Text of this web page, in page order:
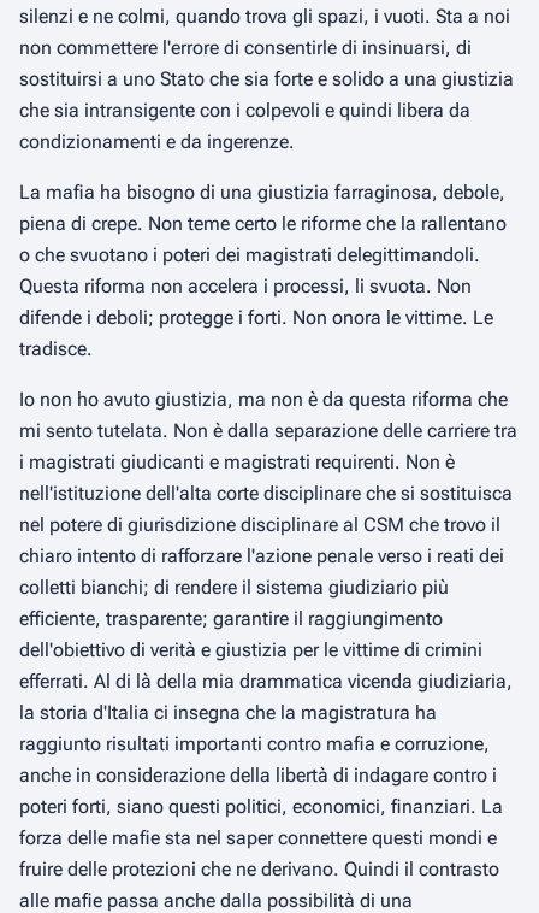
silenzi e ne colmi, quando trova gli spazi, i vuoti. Sta a noi
non commettere l'errore di consentirle di insinuarsi, di
sostituirsi a uno Stato che sia forte e solido a una giustizia
che sia intransigente con i colpevoli e quindi libera da
condizionamenti e da ingerenze.
La mafia ha bisogno di una giustizia farraginosa, debole,
piena di crepe. Non teme certo le riforme che la rallentano
o che svuotano i poteri dei magistrati delegittimandoli.
Questa riforma non accelera i processi, li svuota. Non
difende i deboli; protegge i forti. Non onora le vittime. Le
tradisce.
Io non ho avuto giustizia, ma non è da questa riforma che
mi sento tutelata. Non è dalla separazione delle carriere tra
i magistrati giudicanti e magistrati requirenti. Non è
nell'istituzione dell'alta corte disciplinare che si sostituisca
nel potere di giurisdizione disciplinare al CSM che trovo il
chiaro intento di rafforzare l'azione penale verso i reati dei
colletti bianchi; di rendere il sistema giudiziario più
efficiente, trasparente; garantire il raggiungimento
dell'obiettivo di verità e giustizia per le vittime di crimini
efferrati. Al di là della mia drammatica vicenda giudiziaria,
la storia d'Italia ci insegna che la magistratura ha
raggiunto risultati importanti contro mafia e corruzione,
anche in considerazione della libertà di indagare contro i
poteri forti, siano questi politici, economici, finanziari. La
forza delle mafie sta nel saper connettere questi mondi e
fruire delle protezioni che ne derivano. Quindi il contrasto
alle mafie passa anche dalla possibilità di una